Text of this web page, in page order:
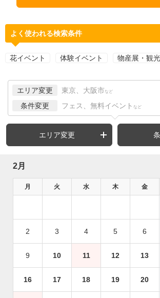
よく使われる検索条件
花イベント 体験イベント 物産展・観
エリア変更 東京、大阪市 など
条件変更 フェス、無料イベント など
エリア変更
2月
月 火 水 木 金
2 3 4 5 6
9 10 11 12 13
16 17 18 19 20